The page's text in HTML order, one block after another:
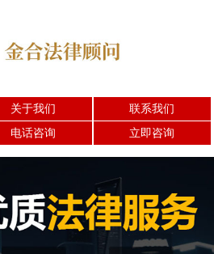
关于我们
联系我们
电话咨询 立即咨询